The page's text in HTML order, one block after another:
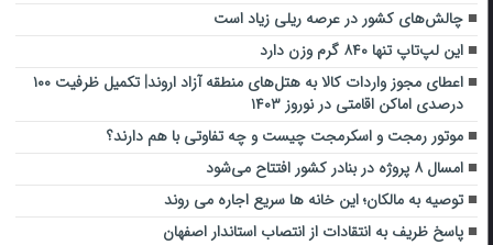
چالش‌های کشور در عرصه ریلی زیاد است
این لپ‌تاپ تنها ۸۴۰ گرم وزن دارد
اعطای مجوز واردات کالا به هتل‌های منطقه آزاد اروند| تکمیل ظرفیت ۱۰۰
درصدی اماکن اقامتی در نوروز ۱۴۰۳
موتور رمجت و اسکرمجت چیست و چه تفاوتی با هم دارند؟
امسال ۸ پروژه در بنادر کشور افتتاح می‌شود
توصیه به مالکان؛ این خانه ها سریع اجاره می روند
پاسخ ظریف به انتقادات از انتصاب استاندار اصفهان